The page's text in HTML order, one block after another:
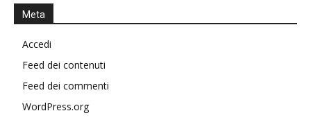
Meta
Accedi
Feed dei contenuti
Feed dei commenti
WordPress.org